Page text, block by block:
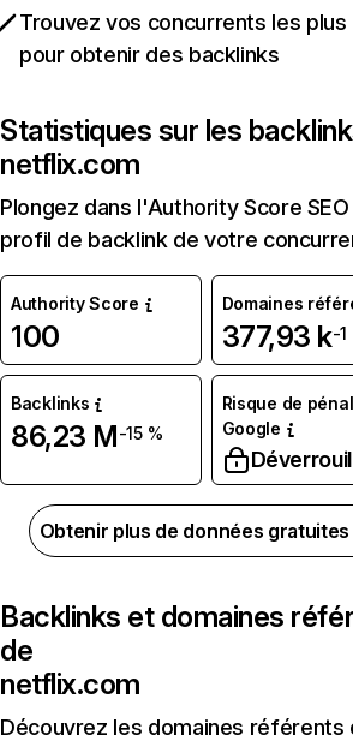
Trouvez vos concurrents les
pour obtenir des backlinks
Statistiques sur les
netflix.com
Plongez dans l'Authority Score
profil de backlink de votre
Authority Score
100
Domaines
377,93 k-1
Backlinks
86,23 M-15 %
Risque de
Google
Obtenir plus de données
Backlinks et domaines
de
netflix.com
Découvrez les domaines référents